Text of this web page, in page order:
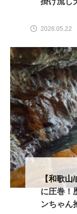
くまで贅
2026.05.22
【和歌
に圧巻！
ンちゃん